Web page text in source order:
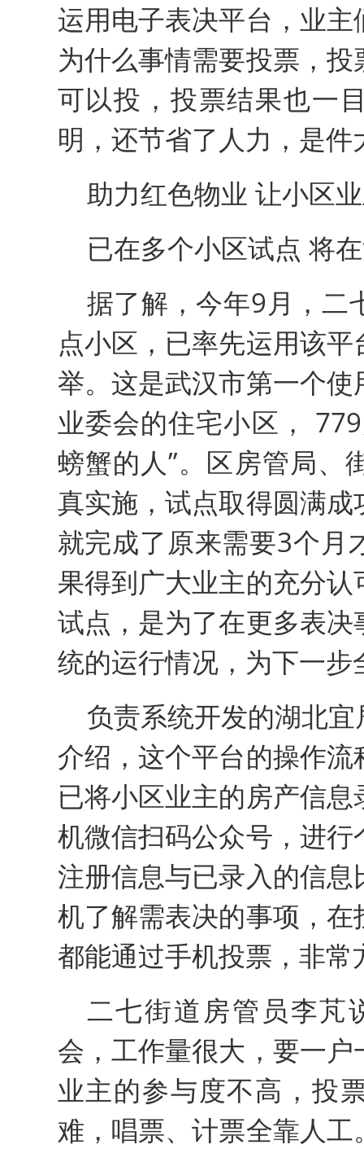
运用电子表决平台，业
为什么事情需要投票，
可以投，投票结果也一
明，还节省了人力，是件
助力红色物业 让小区
已在多个小区试点 将
据了解，今年9月，二
点小区，已率先运用该
举。这是武汉市第一个
业委会的住宅小区，
螃蟹的人”。区房管局、
真实施，试点取得圆满
就完成了原来需要3个月
果得到广大业主的充分
试点，是为了在更多表
统的运行情况，为下一
负责系统开发的湖北
介绍，这个平台的操作
已将小区业主的房产信
机微信扫码公众号，进
注册信息与已录入的信
机了解需表决的事项，
都能通过手机投票，非常
二七街道房管员李芃
会，工作量很大，要一
业主的参与度不高，投
难，唱票、计票全靠人